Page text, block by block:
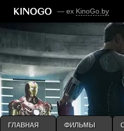
— ex KinoGo.by
ГЛАВНАЯ ФИЛЬМЫ